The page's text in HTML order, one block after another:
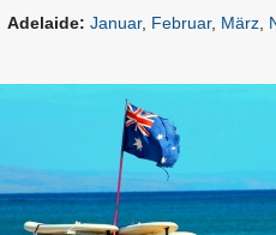
Adelaide: Januar, Februar, März,